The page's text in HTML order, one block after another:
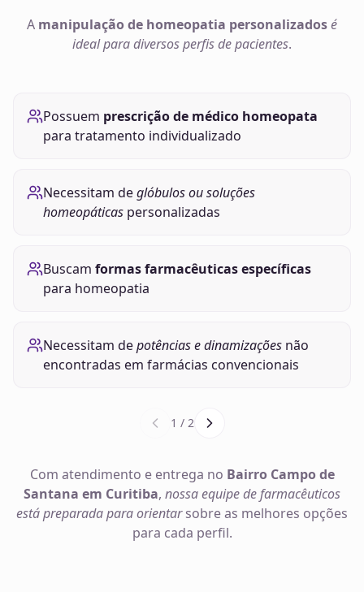
A manipulação de homeopatia personalizadosé
ideal para diversos perfis de pacientes.
Possuem prescrição de médico homeopata
para tratamento individualizado
Necessitam deglóbulos ou soluções
homeopáticas personalizadas
Buscam formas farmacêuticas específicas
para homeopatia
Necessitam depotências e dinamizações não
encontradas em farmácias convencionais
1 / 2
Com atendimento e entrega no Bairro Campo de
Santana em Curitiba, nossa equipe de farmacêuticos
está preparada para orientarsobre as melhores opções
para cada perfil.